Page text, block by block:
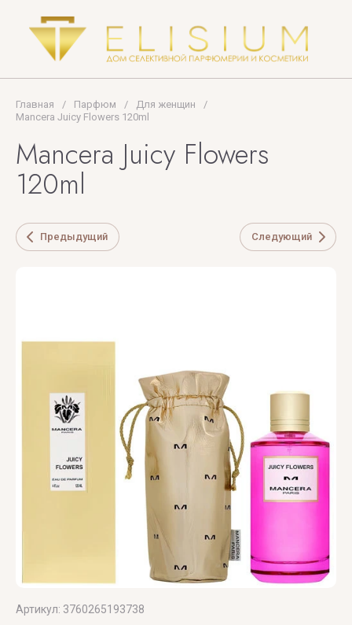
Главная / Парфюм / Для женщин
/
Mancera Juicy Flowers 120ml
Mancera Juicy Flowers
120ml
Предыдущий Следующий
Артикул: 3760265193738
Terenzi
PERFUMER
U
UNIQUE'E
LUXURY
V
Canto
Versace
Vertus
Victoria's
Secret
VIKTOR
& ROLF
VILHELM